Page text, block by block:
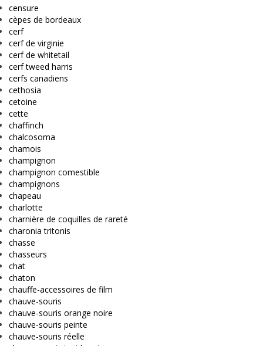
censure
cèpes de bordeaux
cerf
cerf de virginie
cerf de whitetail
cerf tweed harris
cerfs canadiens
cethosia
cetoine
cette
chaffinch
chalcosoma
chamois
champignon
champignon comestible
champignons
chapeau
charlotte
charnière de coquilles de rareté
charonia tritonis
chasse
chasseurs
chat
chaton
chauffe-accessoires de film
chauve-souris
chauve-souris orange noire
chauve-souris peinte
chauve-souris réelle